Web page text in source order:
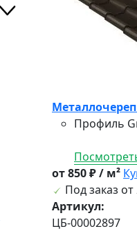
Профиль
от 850 ₽ / м²
Под заказ от
Артикул:
ЦБ-00002897